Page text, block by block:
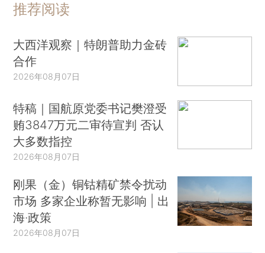
推荐阅读
大西洋观察｜特朗普助力金砖
合作
2026年08月07日
特稿｜国航原党委书记樊澄受
贿3847万元二审待宣判 否认
大多数指控
2026年08月07日
刚果（金）铜钴精矿禁令扰动
市场 多家企业称暂无影响 | 出
海·政策
2026年08月07日